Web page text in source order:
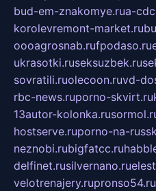
bud-em-znakomye.rua-
korolevremont-market.ru
oooagrosnab.rufpodaso.ru
ukrasotki.ruseksuzbek.ru
sovratili.ruolecoon.ruvd-
rbc-news.ruporno-skvirt.ru
13autor-kolonka.ru
hostserve.ruporno-na-
neznobi.rubigfatcc.ru
delfinet.rusilvernano.ru
velotrenajery.rupronso54.ru